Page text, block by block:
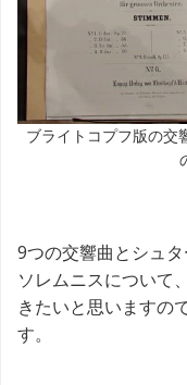
ブライトコプフ版の交
9つの交響曲とシュ
ソレムニスについて
きたいと思いますの
す。